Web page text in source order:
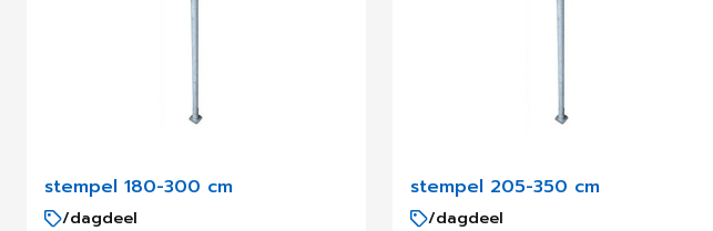
stempel 180-300 cm
/dagdeel
stempel 205-350 cm
/dagdeel